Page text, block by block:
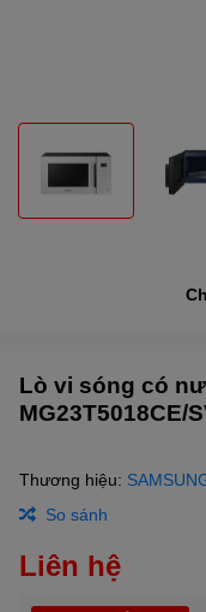
Lò vi sóng có
MG23T5018CE/
Thương hiệu:
So sánh
Liên hệ